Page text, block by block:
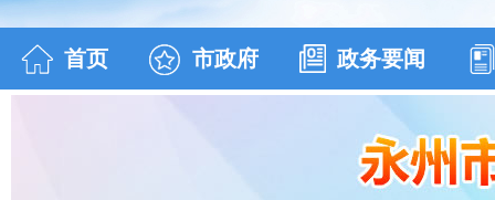
首页 市政府 政务要闻